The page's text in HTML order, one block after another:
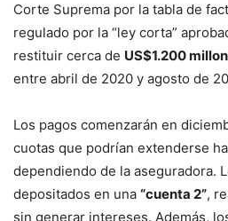
Corte Suprema por la tabla de
regulado por la “ley corta”
restituir cerca de US$1.200
entre abril de 2020 y agosto de
Los pagos comenzarán en
cuotas que podrían extenderse
dependiendo de la aseguradora.
depositados en una “cuenta 2”,
sin generar intereses. Además,